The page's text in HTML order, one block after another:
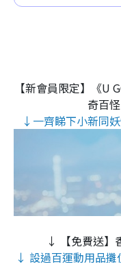
【新會員限定】《U
奇百
↓一齊睇下小新同
↓ 【免費送】
↓ 設過百運動用品攤